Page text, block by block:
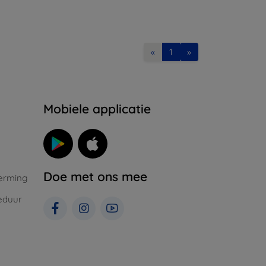
« 1 »
Mobiele applicatie
Doe met ons mee